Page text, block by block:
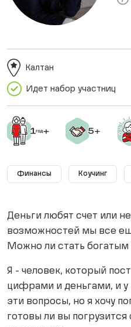
Идет набор участниц
Калтан
Финансы Коучинг
Деньги любят счет или
возможностей мы все
Можно ли стать
Я - человек, который
цифрами и деньгами, и у
эти вопросы, но я хочу
готовы ли вы